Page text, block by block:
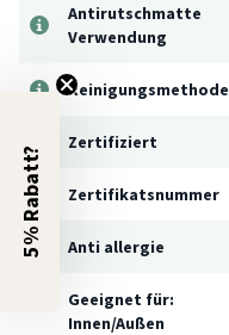
Antirutschmatte
Verwendung
Reinigungsmethode
Zertifiziert
Zertifikatsnummer
Anti allergie
Geeignet für:
Innen/Außen
5% Rabatt?